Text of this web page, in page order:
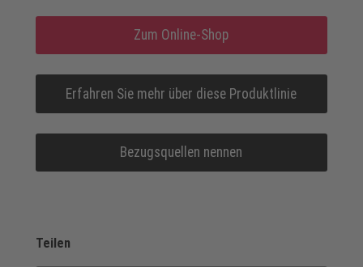
Zum Online-Shop
Erfahren Sie mehr über diese Produktlinie
Bezugsquellen nennen
Teilen